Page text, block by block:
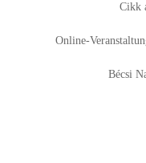
Cikk
Online-
Bécsi